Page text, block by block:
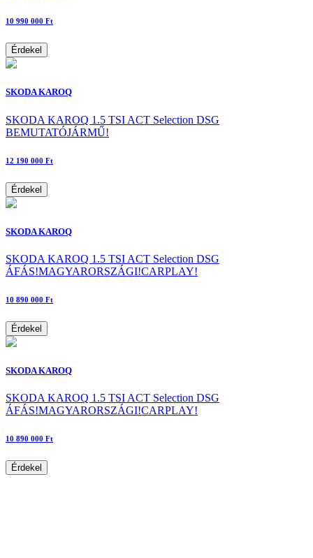
10 990 000 Ft
Érdekel
SKODA KAROQ
SKODA KAROQ 1.5 TSI ACT Selection DSG
BEMUTATÓJÁRMŰ!
12 190 000 Ft
Érdekel
SKODA KAROQ
SKODA KAROQ 1.5 TSI ACT Selection DSG
ÁFÁS!MAGYARORSZÁGI!CARPLAY!
10 890 000 Ft
Érdekel
SKODA KAROQ
SKODA KAROQ 1.5 TSI ACT Selection DSG
ÁFÁS!MAGYARORSZÁGI!CARPLAY!
10 890 000 Ft
Érdekel